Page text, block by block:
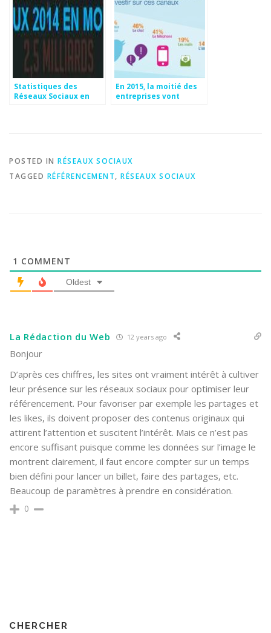
Statistiques des
Réseaux Sociaux en
En 2015, la moitié des
entreprises vont
POSTED IN RÉSEAUX SOCIAUX
TAGGED RÉFÉRENCEMENT, RÉSEAUX SOCIAUX
1 COMMENT
Oldest
La Rédaction du Web 12 years ago
Bonjour
D’après ces chiffres, les sites ont vraiment intérêt à cultiver
leur présence sur les réseaux sociaux pour optimiser leur
référencement. Pour favoriser par exemple les partages et
les likes, ils doivent proposer des contenus originaux qui
attirent l’attention et suscitent l’intérêt. Mais ce n’est pas
encore suffisant puisque comme les données sur l’image le
montrent clairement, il faut encore compter sur un temps
bien défini pour lancer un billet, faire des partages, etc.
Beaucoup de paramètres à prendre en considération.
0
CHERCHER